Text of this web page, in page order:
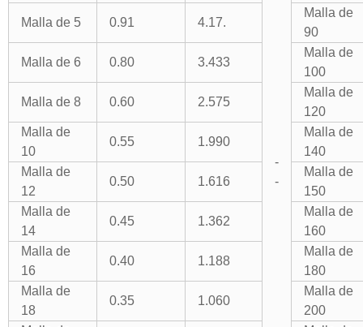
-
-
Malla de 5 0.91 4.17.
Malla de
90
Malla de 6 0.80 3.433
Malla de
100
Malla de 8 0.60 2.575
Malla de
120
Malla de
10
0.55 1.990
Malla de
140
Malla de
12
0.50 1.616
Malla de
150
Malla de
14
0.45 1.362
Malla de
160
Malla de
16
0.40 1.188
Malla de
180
Malla de
18
0.35 1.060
Malla de
200